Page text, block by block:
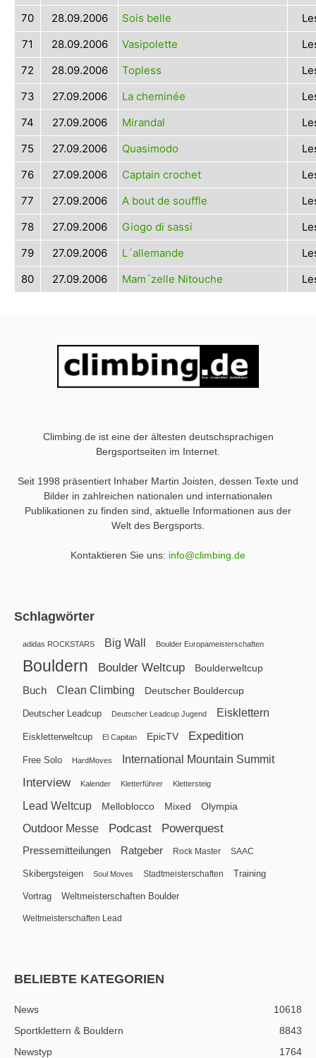
70
28.09.2006 Sois belle
71
28.09.2006 Vasipolette
72
28.09.2006 Topless
73
27.09.2006 La cheminée
74
27.09.2006 Mirandal
75
27.09.2006 Quasimodo
76
27.09.2006 Captain crochet
77
27.09.2006 A bout de souffle
78
27.09.2006 Giogo di sassi
79
27.09.2006 L´allemande
80
27.09.2006 Mam´zelle Nitouche
Climbing.de ist eine der ältesten deutschsprachigen
Bergsportseiten im Internet.
Seit 1998 präsentiert Inhaber Martin Joisten, dessen Texte und
Bilder in zahlreichen nationalen und internationalen
Publikationen zu finden sind, aktuelle Informationen aus der
Welt des Bergsports.
Kontaktieren Sie uns: info@climbing.de
Schlagwörter
adidas ROCKSTARS Big Wall Boulder Europameisterschaften
Bouldern Boulder Weltcup Boulderweltcup
Buch Clean Climbing Deutscher Bouldercup
Deutscher Leadcup Deutscher Leadcup Jugend Eisklettern
Eiskletterweltcup El Capitan EpicTV Expedition
Free Solo HardMoves International Mountain Summit
Interview Kalender Kletterführer Klettersteig
Lead Weltcup Melloblocco Mixed Olympia
Outdoor Messe Podcast Powerquest
Pressemitteilungen Ratgeber Rock Master SAAC
Skibergsteigen Soul Moves Stadtmeisterschaften Training
Vortrag Weltmeisterschaften Boulder
Weltmeisterschaften Lead
BELIEBTE KATEGORIEN
News
10618
Sportklettern & Bouldern
8843
Newstyp
1764